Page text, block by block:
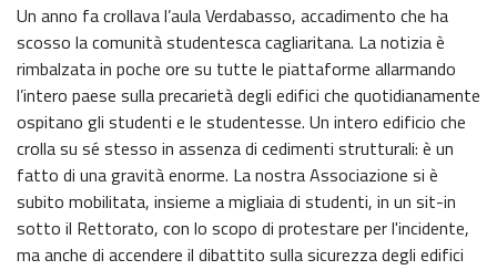
Un anno fa crollava l’aula Verdabasso, accadimento che ha
scosso la comunità studentesca cagliaritana. La notizia è
rimbalzata in poche ore su tutte le piattaforme allarmando
l’intero paese sulla precarietà degli edifici che quotidianamente
ospitano gli studenti e le studentesse. Un intero edificio che
crolla su sé stesso in assenza di cedimenti strutturali: è un
fatto di una gravità enorme. La nostra Associazione si è
subito mobilitata, insieme a migliaia di studenti, in un sit-in
sotto il Rettorato, con lo scopo di protestare per l'incidente,
ma anche di accendere il dibattito sulla sicurezza degli edifici